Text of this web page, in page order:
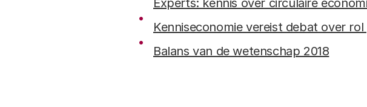
Experts: kennis over circulaire
Kenniseconomie vereist debat over
Balans van de wetenschap 2018